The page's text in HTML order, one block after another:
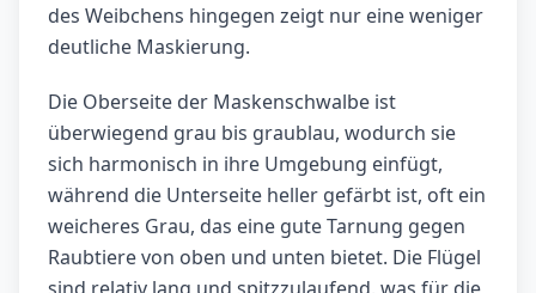
des Weibchens hingegen zeigt nur eine weniger
deutliche Maskierung.
Die Oberseite der Maskenschwalbe ist
überwiegend grau bis graublau, wodurch sie
sich harmonisch in ihre Umgebung einfügt,
während die Unterseite heller gefärbt ist, oft ein
weicheres Grau, das eine gute Tarnung gegen
Raubtiere von oben und unten bietet. Die Flügel